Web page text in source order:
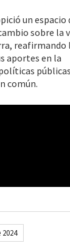
un espacio
sobre la
reafirmando
aportes en la
públicas
común.